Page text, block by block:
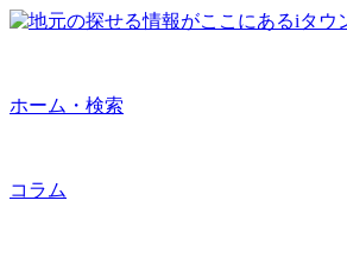
ホーム・検索
コラム